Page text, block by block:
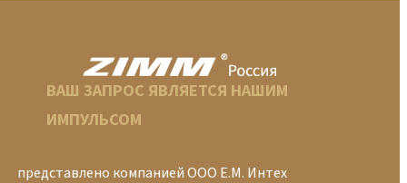
ВАШ ЗАПРОС ЯВЛЯЕТСЯ НАШИМ
ИМПУЛЬСОМ
представлено компанией ООО Е.М. Интех